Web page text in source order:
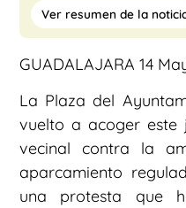
Ver resumen de la
GUADALAJARA 14
La Plaza del
vuelto a acoger este
vecinal contra la
aparcamiento
una protesta que